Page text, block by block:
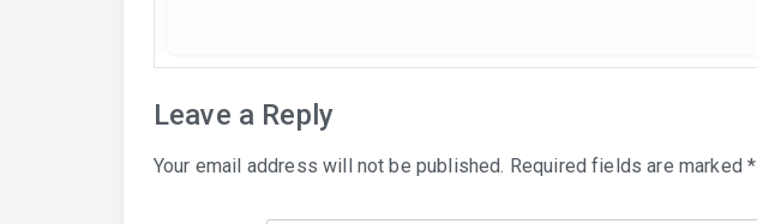
Leave a Reply
Your email address will not be published. Required fields are marked*